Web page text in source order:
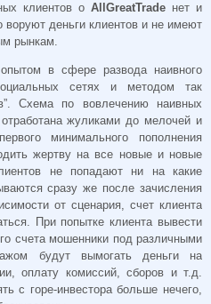
клиентов о AllGreatTrade нет и
деньги клиентов и не имеют
рынкам.
в сфере развода наивного
сетях и методом так
Схема по вовлечению наивных
жуликами до мелочей и
минимального пополнения
жертву на все новые и новые
не попадают ни на какие
сразу же после зачисления
от сценария, счет клиента
При попытке клиента вывести
счета мошенники под различными
будут вымогать деньги на
оплату комиссий, сборов и т.д.
с горе-инвестора больше нечего,